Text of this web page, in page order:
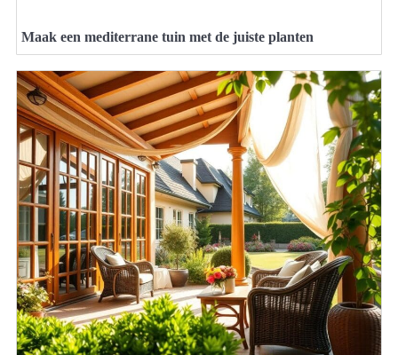
Maak een mediterrane tuin met de juiste planten